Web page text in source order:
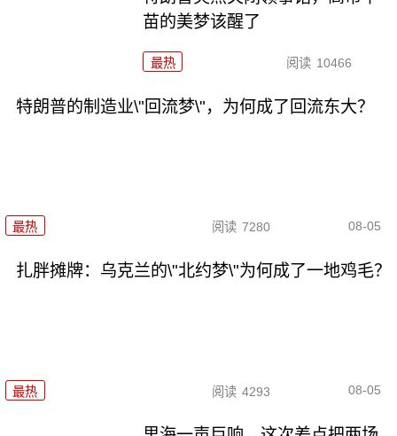
苗的美梦该醒了
最热 阅读 10466
特朗普的制造业\"回流梦\"，为何成了回流东大？
最热 阅读 7280 08-05
扎胖摊牌：乌克兰的\"北约梦\"为何成了一地鸡毛？
最热 阅读 4293 08-05